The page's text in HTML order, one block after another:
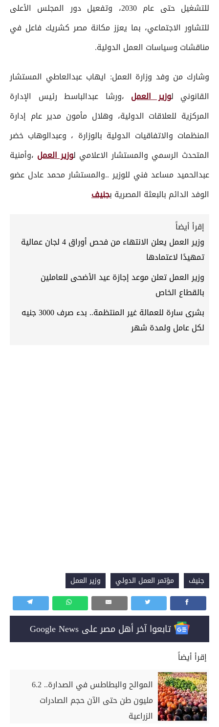
للتشغيل حتى عام 2030، وتفعيل دور المجلس الأعلى
للتشاور الاجتماعي، بما يعزز مكانة مصر كشريك فاعل في
مناقشات وسياسات العمل الدولية.
وشارك من وفد وزارة العمل: ايهاب عبدالعاطي المستشار
القانوني لوزير العمل ،ورشا عبدالباسط رئيس الإدارة
المركزية للعلاقات الدولية، وهلال مأمون مدير عام إدارة
المنظمات والاتفاقيات الدولية بالوزارة ، وعبدالوهاب خضر
المتحدث الرسمي والمستشار الاعلامي لوزير العمل ،وأمنية
عبدالحميد مساعد فني للوزير ..والمستشار محمد عادل عضو
الوفد الدائم بالبعثة المصرية بجنيف
إقرأ أيضاً
وزير العمل يعلن الانتهاء من فحص أوراق 4 لجان عمالية
تمهيدًا لاعتمادها
وزير العمل تعلن موعد إجازة عيد الأضحى للعاملين
بالقطاع الخاص
بشرى سارة للعمالة غير المنتظمة.. بدء صرف 3000 جنيه
لكل عامل ولمدة شهر
جنيف مؤتمر العمل الدولي وزير العمل
تابعوا آخر أهل مصر على Google News
إقرأ أيضاً
الموالح والبطاطس في الصدارة.. 6.2
مليون طن حتى الآن حجم الصادرات
الزراعية